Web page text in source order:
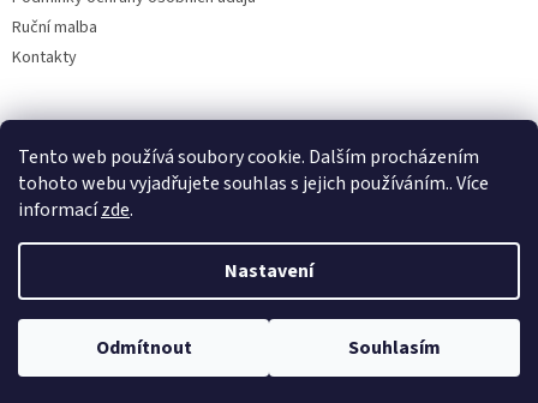
Tento web používá soubory cookie. Dalším procházením
tohoto webu vyjadřujete souhlas s jejich používáním.. Více
informacízde.
Nastavení
Odmítnout Souhlasím
Ruční malba
Kontakty
Facebook
Copyright 2026Bohemia porcelán 1987 . Všechna práva vyhrazena.